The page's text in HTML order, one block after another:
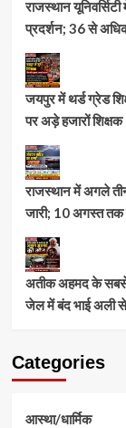
राजस्थान
प्रदर्शन; 36 से अधिक
जयपुर में थर्ड ग्रेड
पर अड़े हजारों शिक्षक
राजस्थान में अगले
जारी; 10 अगस्त तक
अतीक अहमद के सबसे
जेल में बंद भाई अली से
Categories
आस्था/धार्मिक